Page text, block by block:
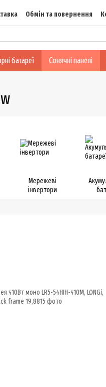
Обмін та повернення
Відгуки
батареї Сонячні панелі
Мережеві
інвертори